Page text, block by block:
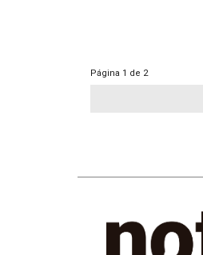
Página 1 de 2